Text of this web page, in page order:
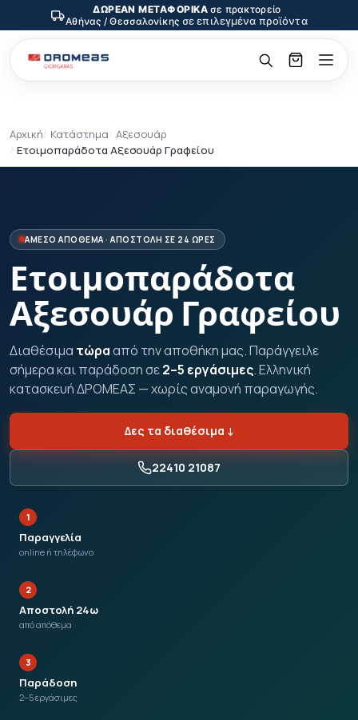
ΔΩΡΕΑΝ ΜΕΤΑΦΟΡΙΚΑ σε πρακτορείο
Αθήνας / Θεσσαλονίκης σε επιλεγμένα προϊόντα
Αρχική Κατάστημα Αξεσουάρ
Ετοιμοπαράδοτα Αξεσουάρ Γραφείου
ΑΜΕΣΟ ΑΠΟΘΕΜΑ · ΑΠΟΣΤΟΛΗ ΣΕ 24 ΩΡΕΣ
Ετοιμοπαράδοτα
Αξεσουάρ Γραφείου
Διαθέσιμα τώρααπό την αποθήκη μας. Παράγγειλε
σήμερα και παράδοση σε2–5 εργάσιμες. Ελληνική
κατασκευή ΔΡΟΜΕΑΣ — χωρίς αναμονή παραγωγής.
Δες τα διαθέσιμα ↓
22410 21087
1
Παραγγελία
online ή τηλέφωνο
2
Αποστολή 24ω
από απόθεμα
3
Παράδοση
2–5 εργάσιμες